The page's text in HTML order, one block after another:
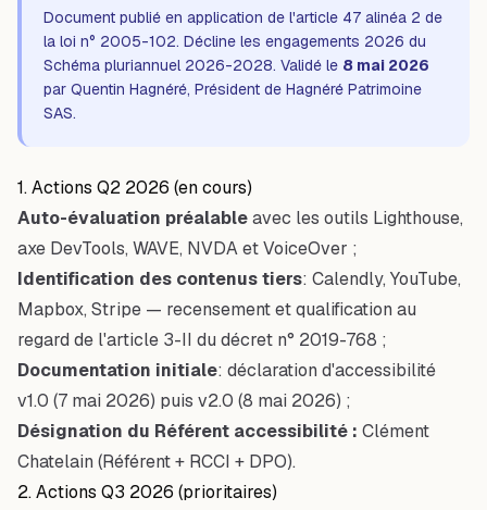
Document publié en application de l'article 47 alinéa 2 de
la loi n° 2005-102. Décline les engagements 2026 du
Schéma pluriannuel 2026-2028. Validé le 8 mai 2026
par Quentin Hagnéré, Président de Hagnéré Patrimoine
SAS.
1. Actions Q2 2026 (en cours)
Auto-évaluation préalableavec les outils Lighthouse,
axe DevTools, WAVE, NVDA et VoiceOver ;
Identification des contenus tiers: Calendly, YouTube,
Mapbox, Stripe — recensement et qualification au
regard de l'article 3-II du décret n° 2019-768 ;
Documentation initiale: déclaration d'accessibilité
v1.0 (7 mai 2026) puis v2.0 (8 mai 2026) ;
Désignation du Référent accessibilité : Clément
Chatelain (Référent + RCCI + DPO).
2. Actions Q3 2026 (prioritaires)